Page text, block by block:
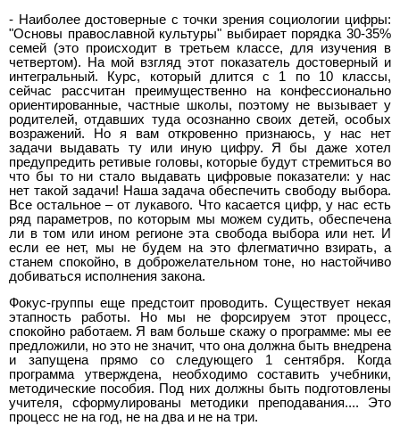
- Наиболее достоверные с точки зрения социологии цифры:
"Основы православной культуры" выбирает порядка 30-35%
семей (это происходит в третьем классе, для изучения в
четвертом). На мой взгляд этот показатель достоверный и
интегральный. Курс, который длится с 1 по 10 классы,
сейчас рассчитан преимущественно на конфессионально
ориентированные, частные школы, поэтому не вызывает у
родителей, отдавших туда осознанно своих детей, особых
возражений. Но я вам откровенно признаюсь, у нас нет
задачи выдавать ту или иную цифру. Я бы даже хотел
предупредить ретивые головы, которые будут стремиться во
что бы то ни стало выдавать цифровые показатели: у нас
нет такой задачи! Наша задача обеспечить свободу выбора.
Все остальное – от лукавого. Что касается цифр, у нас есть
ряд параметров, по которым мы можем судить, обеспечена
ли в том или ином регионе эта свобода выбора или нет. И
если ее нет, мы не будем на это флегматично взирать, а
станем спокойно, в доброжелательном тоне, но настойчиво
добиваться исполнения закона.
Фокус-группы еще предстоит проводить. Существует некая
этапность работы. Но мы не форсируем этот процесс,
спокойно работаем. Я вам больше скажу о программе: мы ее
предложили, но это не значит, что она должна быть внедрена
и запущена прямо со следующего 1 сентября. Когда
программа утверждена, необходимо составить учебники,
методические пособия. Под них должны быть подготовлены
учителя, сформулированы методики преподавания.... Это
процесс не на год, не на два и не на три.